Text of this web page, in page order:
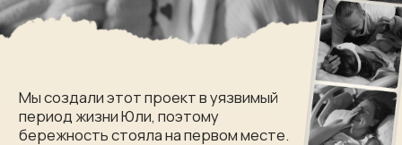
ИП: Кацман Полина Вадимовна
ИНН: 270000234376
ОГРН: 322270000005192
РФ, г. Хабаровск, ул. Демьяна
Бедного, д. 27, кв. 165
Согласие на обработку персональных данных
Договор оферты
Политика обработки персональных данных